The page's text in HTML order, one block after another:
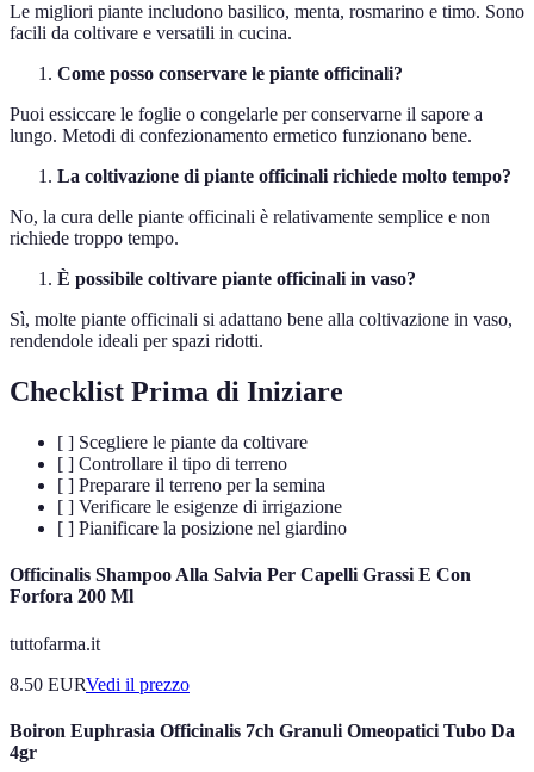
Le migliori piante includono basilico, menta, rosmarino e timo. Sono
facili da coltivare e versatili in cucina.
Come posso conservare le piante officinali?
Puoi essiccare le foglie o congelarle per conservarne il sapore a
lungo. Metodi di confezionamento ermetico funzionano bene.
La coltivazione di piante officinali richiede molto tempo?
No, la cura delle piante officinali è relativamente semplice e non
richiede troppo tempo.
È possibile coltivare piante officinali in vaso?
Sì, molte piante officinali si adattano bene alla coltivazione in vaso,
rendendole ideali per spazi ridotti.
Checklist Prima di Iniziare
[ ] Scegliere le piante da coltivare
[ ] Controllare il tipo di terreno
[ ] Preparare il terreno per la semina
[ ] Verificare le esigenze di irrigazione
[ ] Pianificare la posizione nel giardino
Officinalis Shampoo Alla Salvia Per Capelli Grassi E Con
Forfora 200 Ml
tuttofarma.it
8.50 EURVedi il prezzo
Boiron Euphrasia Officinalis 7ch Granuli Omeopatici Tubo Da
4gr